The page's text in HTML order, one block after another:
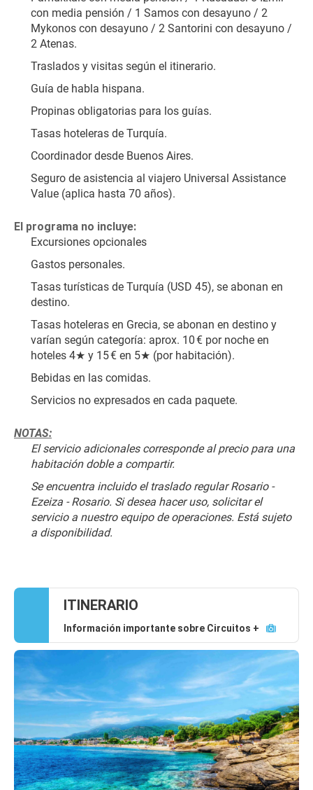
con media pensión / 1 Samos con desayuno / 2
Mykonos con desayuno / 2 Santorini con desayuno /
2 Atenas.
Traslados y visitas según el itinerario.
Guía de habla hispana.
Propinas obligatorias para los guías.
Tasas hoteleras de Turquía.
Coordinador desde Buenos Aires.
Seguro de asistencia al viajero Universal Assistance
Value (aplica hasta 70 años).
El programa no incluye:
Excursiones opcionales
Gastos personales.
Tasas turísticas de Turquía (USD 45), se abonan en
destino.
Tasas hoteleras en Grecia, se abonan en destino y
varían según categoría: aprox. 10 € por noche en
hoteles 4★ y 15 € en 5★ (por habitación).
Bebidas en las comidas.
Servicios no expresados en cada paquete.
NOTAS:
El servicio adicionales corresponde al precio para una
habitación doble a compartir.
Se encuentra incluido el traslado regular Rosario -
Ezeiza - Rosario. Si desea hacer uso, solicitar el
servicio a nuestro equipo de operaciones. Está sujeto
a disponibilidad.
ITINERARIO
Información importante sobre Circuitos +